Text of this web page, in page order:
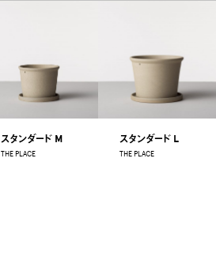
スタンダード M
THE PLACE
スタンダード L
THE PLACE